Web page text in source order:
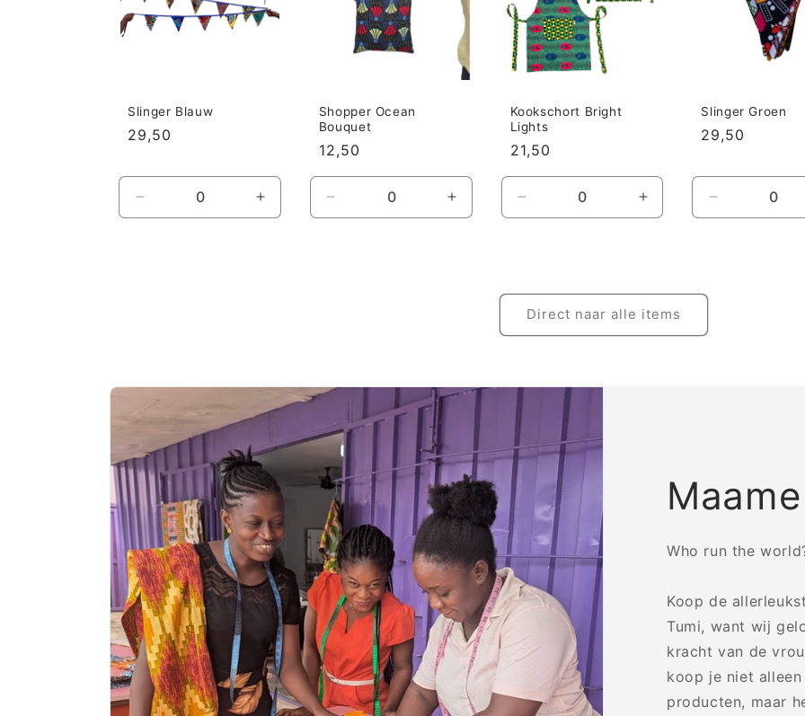
Slinger Blauw
Prijs
29,50
verlagen
Aantal
verhogen
Shopper Ocean
Bouquet
Prijs
12,50
verlagen
Aantal
verhogen
Kookschort Bright
Lights
Prijs
21,50
verlagen
Aantal
verhogen
Slinger Groen
Prijs
29,50
verlagen
Direct naar alle items
Who run the
Koop de
Tumi, want wij
kracht van de
koop je niet
producten, maar